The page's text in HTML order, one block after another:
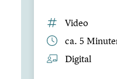
Video
ca. 5
Digital